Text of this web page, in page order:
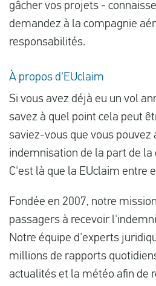
gâcher vos projets -
demandez à la compagnie
responsabilités.
À propos d'EUclaim
Si vous avez déjà eu un vol
savez à quel point cela peut
saviez-vous que vous pouvez
indemnisation de la part de la
C'est là que la EUclaim entre
Fondée en 2007, notre
passagers à recevoir
Notre équipe d'experts
millions de rapports
actualités et la météo afin de